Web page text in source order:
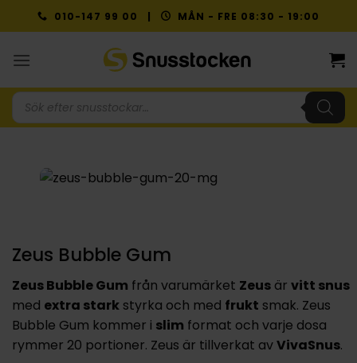
to
010-147 99 00 | MÅN - FRE 08:30 - 19:00
Produktsökning
Zeus Bubble Gum
Zeus Bubble Gum från varumärket Zeus är vitt snus
med extra stark styrka och med frukt smak. Zeus
Bubble Gum kommer i slim format och varje dosa
rymmer 20 portioner. Zeus är tillverkat avVivaSnus.